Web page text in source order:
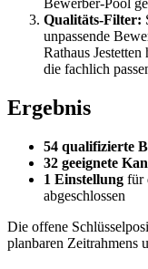
Bewerber-Pool
Qualitäts-Filter:
unpassende
Rathaus
die fachlich
Ergebnis
54 qualifizierte
32 geeignete
1 Einstellung für
abgeschlossen
Die offene
planbaren Zeitrahmens